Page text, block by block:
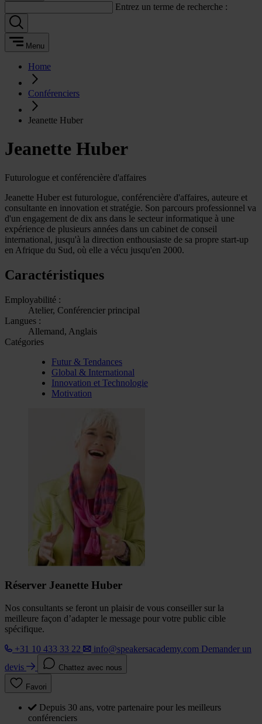
Entrez un terme de recherche :
Menu
Home
Conférenciers
Jeanette Huber
Jeanette Huber
Futurologue et conférencière d'affaires
Jeanette Huber est futurologue, conférencière d'affaires, auteure et
consultante en innovation et stratégie. Son parcours professionnel va
d'un engagement de dix ans dans le secteur informatique à une
expérience de plusieurs années dans un cabinet de conseil
international, jusqu'à la direction enthousiaste de sa propre start-up
en Afrique du Sud, où elle a vécu jusqu'en 2000.
Caractéristiques
Employabilité :
Atelier, Conférencier principal
Langues :
Allemand, Anglais
Catégories
Futur & Tendances
Global & International
Innovation et Technologie
Motivation
Réserver Jeanette Huber
Nos consultants se feront un plaisir de vous conseiller sur la
meilleure façon d’adapter le message pour votre public cible
spécifique.
+31 10 433 33 22
info@speakersacademy.com Demander un
devis
Chattez avec nous
Favori
Depuis 30 ans, votre partenaire pour les meilleurs
conférenciers